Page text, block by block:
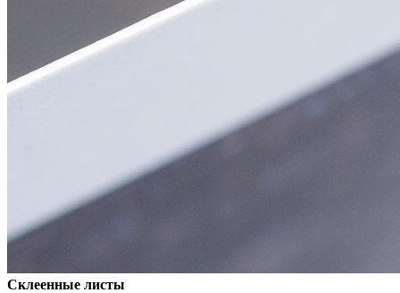
Склеенные листы